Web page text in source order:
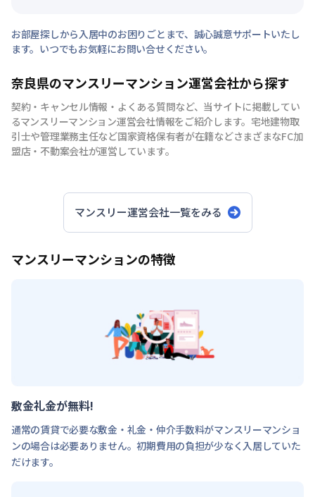
お部屋探しから入居中のお困りごとまで、誠心誠意サポートいたし
ます。いつでもお気軽にお問い合せください。
奈良県のマンスリーマンション運営会社から探す
契約・キャンセル情報・よくある質問など、当サイトに掲載してい
るマンスリーマンション運営会社情報をご紹介します。宅地建物取
引士や管理業務主任など国家資格保有者が在籍などさまざまなFC加
盟店・不動案会社が運営しています。
マンスリー運営会社一覧をみる
マンスリーマンションの特徴
敷金礼金が無料!
通常の賃貸で必要な敷金・礼金・仲介手数料がマンスリーマンショ
ンの場合は必要ありません。初期費用の負担が少なく入居していた
だけます。